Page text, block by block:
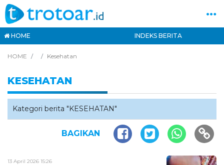
HOME INDEKS BERITA
HOME Kesehatan
KESEHATAN
Kategori berita "KESEHATAN"
BAGIKAN
13 April 2026 15:26